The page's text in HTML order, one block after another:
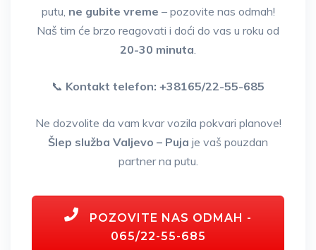
putu, ne gubite vreme – pozovite nas odmah!
Naš tim će brzo reagovati i doći do vas u roku od
20-30 minuta.
📞 Kontakt telefon: +38165/22-55-685
Ne dozvolite da vam kvar vozila pokvari planove!
Šlep služba Valjevo – Puja je vaš pouzdan
partner na putu.
POZOVITE NAS ODMAH -
065/22-55-685